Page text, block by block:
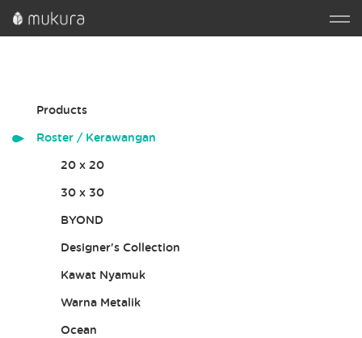
Products
Roster / Kerawangan
20 x 20
30 x 30
BYOND
Designer's Collection
Kawat Nyamuk
Warna Metalik
Ocean